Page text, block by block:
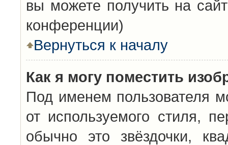
вы можете получить на
конференции)
Вернуться к началу
Как я могу поместить
Под именем пользователя
от используемого стиля,
обычно это звёздочки,